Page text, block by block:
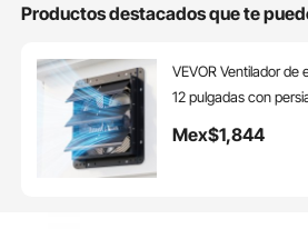
Productos destacados que te
VEVOR Ventilador de
12 pulgadas con
de velocidad variable,
Mex$1,844